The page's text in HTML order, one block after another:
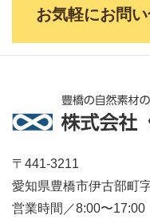
お気軽にお問い
〒441-3211
愛知県豊橋市伊古部町
営業時間／8:00〜17:00